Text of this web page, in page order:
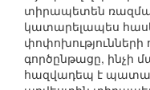
տիրապետեն
կատարելապես
գործընթացը, ինչի
հազվադեպ է